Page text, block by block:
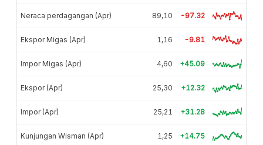
Neraca perdagangan (Apr) 89,10 -97.32
Ekspor Migas (Apr) 1,16 -9.81
Impor Migas (Apr) 4,60 +45.09
Ekspor (Apr) 25,30 +12.32
Impor (Apr) 25,21 +31.28
Kunjungan Wisman (Apr) 1,25 +14.75